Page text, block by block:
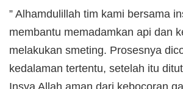
‎” Alhamdulillah tim kami bersama
membantu memadamkan api dan
melakukan smeting. Prosesnya
kedalaman tertentu, setelah itu